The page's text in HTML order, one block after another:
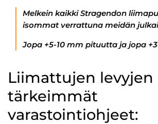
Melkein kaikki Stragendon
isommat verrattuna meidän
Jopa +5-10 mm pituutta ja jopa
Liimattujen levyjen
tärkeimmät
varastointiohjeet: